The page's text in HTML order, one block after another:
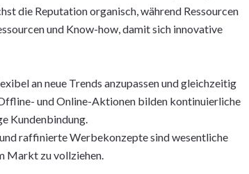
die Reputation organisch, während Ressourcen
und Know-how, damit sich innovative
an neue Trends anzupassen und gleichzeitig
und Online-Aktionen bilden kontinuierliche
Kundenbindung.
raffinierte Werbekonzepte sind wesentliche
Markt zu vollziehen.